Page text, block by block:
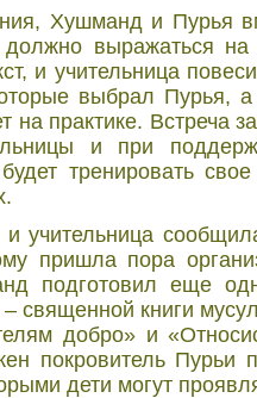
Хушманд и Пурья
выражаться
и учительница
выбрал Пурья,
на практике. Встреча
и при
тренировать
учительница
пришла пора
подготовил еще
священной книги
добро» и
покровитель Пурьи
дети могут